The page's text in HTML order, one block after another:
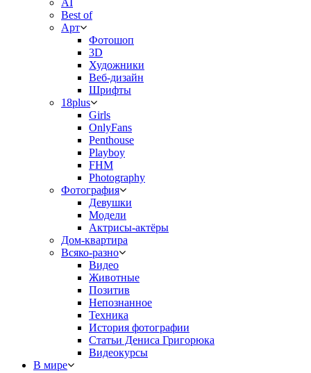
Best of
Арт
Фотошоп
3D
Художники
Веб-дизайн
Шрифты
18plus
Girls
OnlyFans
Penthouse
Playboy
FHM
Photography
Фотография
Девушки
Модели
Актрисы-актёры
Дом-квартира
Всяко-разно
Видео
Животные
Позитив
Непознанное
Техника
История фотографии
Статьи Дениса Григорюка
Видеокурсы
В мире